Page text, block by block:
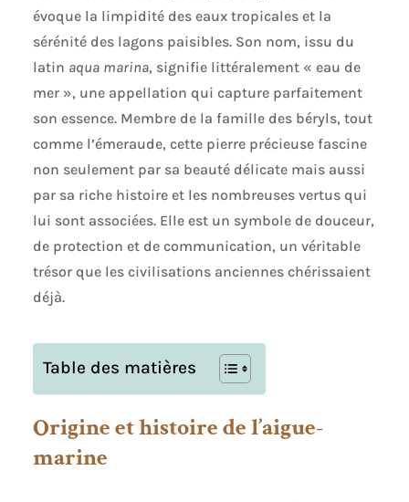
évoque la limpidité des eaux tropicales et la
sérénité des lagons paisibles. Son nom, issu du
latin aqua marina, signifie littéralement « eau de
mer », une appellation qui capture parfaitement
son essence. Membre de la famille des béryls, tout
comme l’émeraude, cette pierre précieuse fascine
non seulement par sa beauté délicate mais aussi
par sa riche histoire et les nombreuses vertus qui
lui sont associées. Elle est un symbole de douceur,
de protection et de communication, un véritable
trésor que les civilisations anciennes chérissaient
déjà.
Table des matières
Origine et histoire de l’aigue-
marine